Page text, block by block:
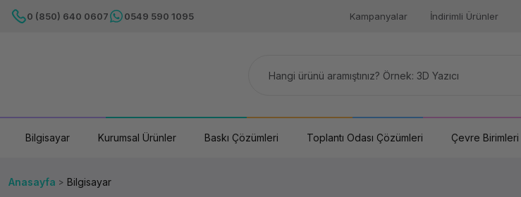
0 (850) 640 0607 0549 590 1095 Kampanyalar İndirimli Ürünler
Bilgisayar Kurumsal Ürünler Baskı Çözümleri Toplantı Odası Çözümleri Çevre Birimleri
Anasayfa Bilgisayar